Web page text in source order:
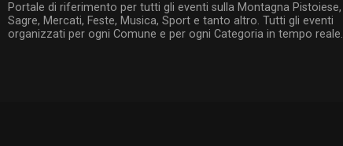
Portale di riferimento per tutti gli eventi sulla Montagna Pistoiese,
Sagre, Mercati, Feste, Musica, Sport e tanto altro. Tutti gli eventi
organizzati per ogni Comune e per ogni Categoria in tempo reale.